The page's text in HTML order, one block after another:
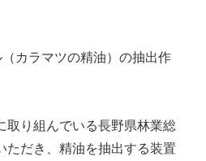
カラマツの精油）の抽出作
取り組んでいる長野県林業総
ただき、精油を抽出する装置